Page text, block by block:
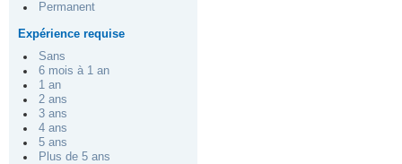
Permanent
Expérience requise
Sans
6 mois à 1 an
1 an
2 ans
3 ans
4 ans
5 ans
Plus de 5 ans